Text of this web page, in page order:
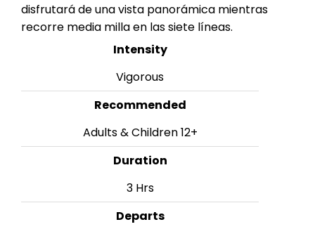
disfrutará de una vista panorámica mientras
recorre media milla en las siete líneas.
Intensity
Vigorous
Recommended
Adults & Children 12+
Duration
3 Hrs
Departs